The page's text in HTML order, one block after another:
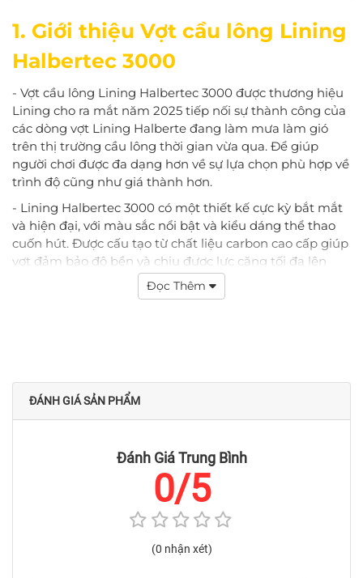
1. Giới thiệu Vợt cầu lông Lining
Halbertec 3000
- Vợt cầu lông Lining Halbertec 3000 được thương hiệu
Lining cho ra mắt năm 2025 tiếp nối sự thành công của
các dòng vợt Lining Halberte đang làm mưa làm gió
trên thị trường cầu lông thời gian vừa qua. Để giúp
người chơi được đa dạng hơn về sự lựa chọn phù hợp về
trình độ cũng như giá thành hơn.
- Lining Halbertec 3000 có một thiết kế cực kỳ bắt mắt
và hiện đại, với màu sắc nổi bật và kiểu dáng thể thao
cuốn hút. Được cấu tạo từ chất liệu carbon cao cấp giúp
vợt đảm bảo độ bền và chịu được lực căng tối đa lên
đến 28 lbs, kết hợp với công nghệ giúp cải thiện điểm
uốn trên trục vợt, làm trục vợt mỏng hỗ trợ những cú
Đọc Thêm
ĐÁNH GIÁ SẢN PHẨM
Đánh Giá Trung Bình
0/5
(0 nhận xét)